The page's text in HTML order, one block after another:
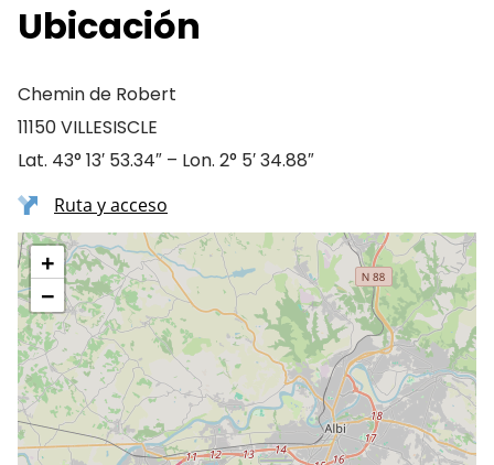
Ubicación
Chemin de Robert
11150 VILLESISCLE
Lat. 43° 13′ 53.34″ – Lon. 2° 5′ 34.88″
Ruta y acceso
+
−